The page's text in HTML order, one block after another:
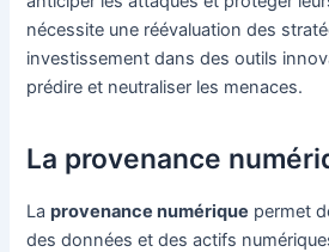
nécessite une réévaluation des
investissement dans des outils
prédire et neutraliser les menaces.
La provenance
Laprovenance numérique permet
des données et des actifs